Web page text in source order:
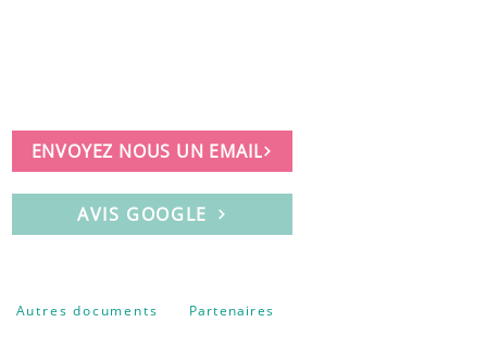
ENVOYEZ NOUS UN EMAIL
AVIS GOOGLE
Autres documents Partenaires